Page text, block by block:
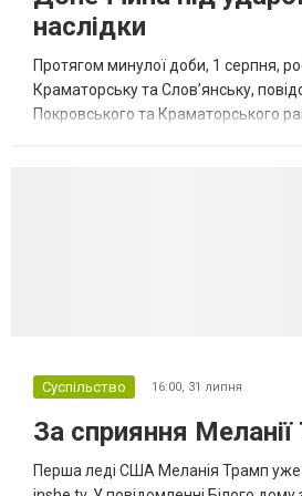
наслідки
Протягом минулої доби, 1 серпня,
Краматорську та Слов’янську,
Покровського та Краматорського
Суспільство 16:00, 31 липня
За сприяння
Перша леді США Меланія Трамп уже